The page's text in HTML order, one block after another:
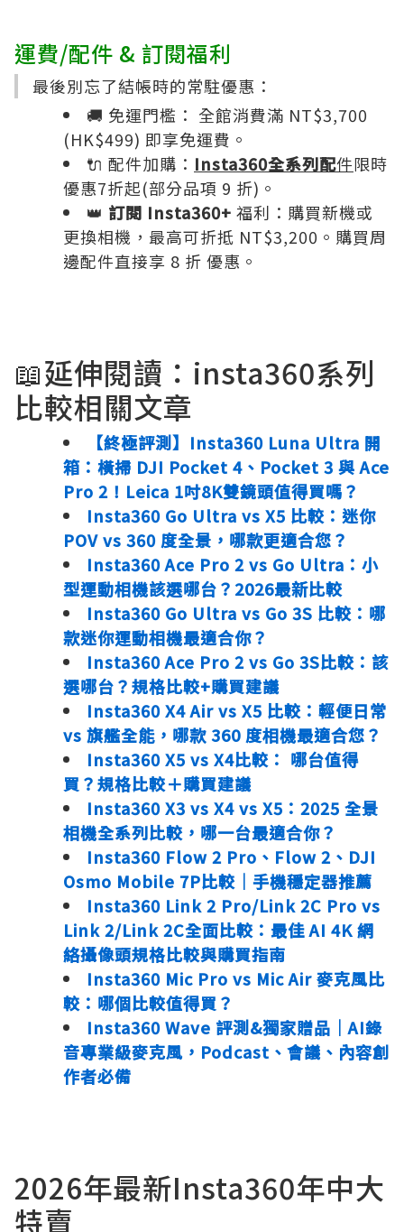
運費/配件 & 訂閱福利
最後別忘了結帳時的常駐優惠：
🚚 免運門檻： 全館消費滿 NT$3,700
(HK$499) 即享免運費。
🔌 配件加購： Insta360​全系列配件限時
優惠7折起(部分品項 9 折)。
👑 訂閱 Insta360+ 福利：購買新機或
更換相機，最高可折抵 NT$3,200。購買周
邊配件直接享 8 折 優惠。
📖延伸閱讀：insta360系列
比較相關文章
【終極評測】Insta360 Luna Ultra 開
箱：橫掃 DJI Pocket 4、Pocket 3 與 Ace
Pro 2！Leica 1吋8K雙鏡頭值得買嗎？
Insta360 Go Ultra vs X5 比較：迷你
POV vs 360 度全景，哪款更適合您？
Insta360 Ace Pro 2 vs Go Ultra：小
型運動相機該選哪台？2026最新比較
Insta360 Go Ultra vs Go 3S 比較：哪
款迷你運動相機最適合你？
Insta360 Ace Pro 2 vs Go 3S比較：該
選哪台？規格比較+購買建議
Insta360 X4 Air vs X5 比較：輕便日常
vs 旗艦全能，哪款 360 度相機最適合您？
Insta360 X5 vs X4比較： 哪台值得
買？規格比較＋購買建議
Insta360 X3 vs X4 vs X5：2025 全景
相機全系列比較，哪一台最適合你？
Insta360 Flow 2 Pro、Flow 2、DJI
Osmo Mobile 7P比較｜手機穩定器推薦
Insta360 Link 2 Pro/Link 2C Pro vs
Link 2/Link 2C全面比較：最佳 AI 4K 網
絡攝像頭規格比較與購買指南
Insta360 Mic Pro vs Mic Air 麥克風比
較：哪個比較值得買？
Insta360 Wave 評測&獨家贈品｜AI錄
音專業級麥克風，Podcast、會議、內容創
作者必備
2026年最新Insta360年中大
特賣